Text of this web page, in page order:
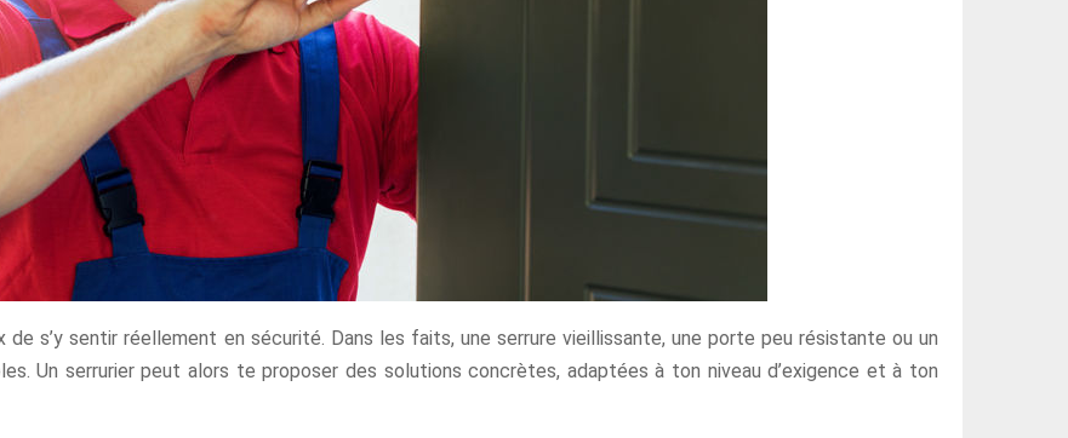
de s’y sentir réellement en sécurité. Dans les faits, une serrure vieillissante, une porte peu résistante ou un
Un serrurier peut alors te proposer des solutions concrètes, adaptées à ton niveau d’exigence et à ton